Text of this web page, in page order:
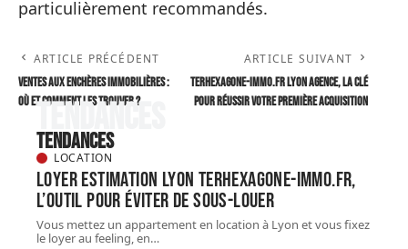
particulièrement recommandés.
ARTICLE PRÉCÉDENT
Ventes aux enchères immobilières :
où et comment les trouver ?
ARTICLE SUIVANT
Terhexagone-immo.fr Lyon agence, la clé
pour réussir votre première acquisition
Tendances
Tendances
LOCATION
Loyer estimation Lyon terhexagone-immo.fr,
l’outil pour éviter de sous-louer
Vous mettez un appartement en location à Lyon et vous fixez
le loyer au feeling, en…